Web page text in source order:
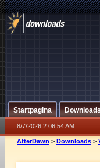
Startpagina
8/7/2026 2:06:54 AM
AfterDawn > Downloads >